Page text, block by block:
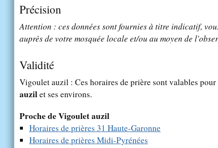
Précision
Attention : ces données sont fournies à titre indicatif,
auprès de votre mosquée locale et/ou au moyen de
Validité
Vigoulet auzil : Ces horaires de prière sont valables
auzilet ses environs.
Proche de Vigoulet auzil
Horaires de prières 31 Haute-Garonne
Horaires de prières Midi-Pyrénées